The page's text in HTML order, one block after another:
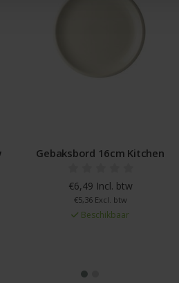
Gebaksbord 17,5 cm Boerenbont
€7,99 Incl. btw
€6,60 Excl. btw
Beschikbaar